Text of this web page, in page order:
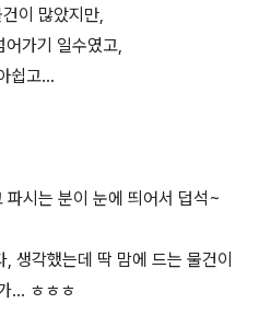
이 많았지만,
가기 일수였고,
쉽고...
파시는 분이 눈에 띄어서 덥석~
생각했는데 딱 맘에 드는 물건이
... ㅎㅎㅎ